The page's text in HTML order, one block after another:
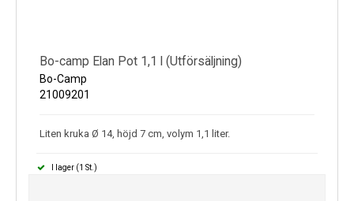
Bo-camp Elan Pot 1,1 l (Utförsäljning)
Bo-Camp
21009201
Liten kruka Ø 14, höjd 7 cm, volym 1,1 liter.
I lager (1 St.)